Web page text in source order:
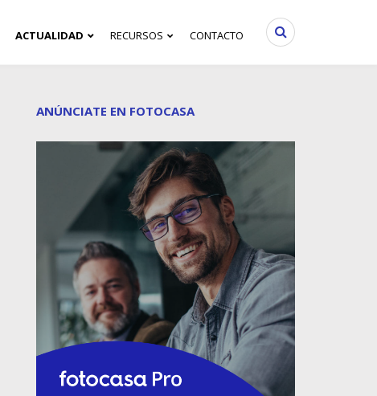
ACTUALIDAD RECURSOS CONTACTO
ANÚNCIATE EN FOTOCASA